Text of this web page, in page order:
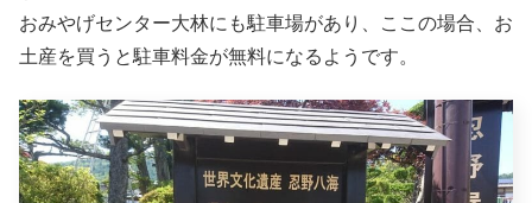
おみやげセンター大林にも駐車場があり、ここの場合、お
土産を買うと駐車料金が無料になるようです。